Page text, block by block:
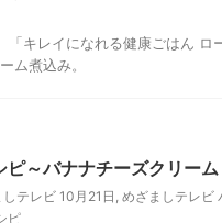
キレイになれる健康ごはん ロ
ム煮込み。
ピ～バナナチーズクリー
テレビ 10月21日, めざましテレビ
ピ